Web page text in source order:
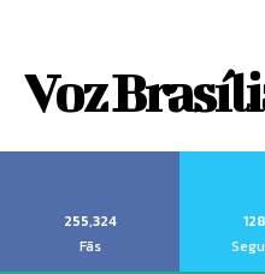
Voz
255,324
Fãs